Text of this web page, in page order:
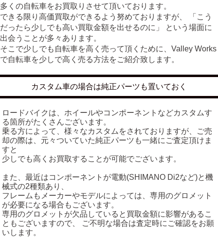
多くの自転車をお買取りさせて頂いております。
できる限り高価買取ができるよう努めておりますが、 「こう
だったら少しでも高い買取金額を出せるのに」 という場面に
出会うことが多々あります。
そこで少しでも自転車を高く売って頂くために、Valley Works
で自転車を少しで高く売る方法をご紹介致します。
カスタム車の場合は純正パーツも置いておく
ロードバイクは、ホイールやコンポーネントなどカスタムす
る箇所がたくさんございます。
乗る方によって、様々なカスタムをされておりますが、ご売
却の際は、元々ついていた純正パーツも一緒にご査定頂けま
すと
少しでも高くお買取することが可能でございます。
また、最近はコンポーネントが電動(SHIMANO Di2など)と機
械式の2種類あり、
フレームもメーカーやモデルによっては、専用のグロメット
が必要になる場合もございます。
専用のグロメットが欠品していると買取金額に影響があるこ
ともございますので、 ご不明な場合は査定時にご確認をお願
いします。